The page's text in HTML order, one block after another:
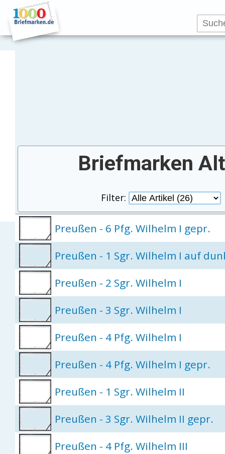
Briefmarken
Filter:
Preußen - 6 Pfg. Wilhelm I gepr.
Preußen - 1 Sgr. Wilhelm I auf
Preußen - 2 Sgr. Wilhelm I
Preußen - 3 Sgr. Wilhelm I
Preußen - 4 Pfg. Wilhelm I
Preußen - 4 Pfg. Wilhelm I gepr.
Preußen - 1 Sgr. Wilhelm II
Preußen - 3 Sgr. Wilhelm II gepr.
Preußen - 4 Pfg. Wilhelm III